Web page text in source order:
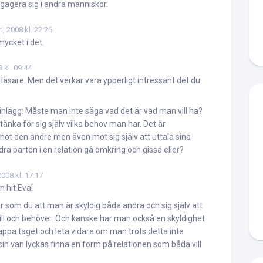
sig i andra människor.
2008 kl. 22:26
i det.
kl. 09:44
Men det verkar vara ypperligt intressant det du
Måste man inte säga vad det är vad man vill ha?
för sig själv vilka behov man har. Det är
den andre men även mot sig själv att uttala sina
parten i en relation gå omkring och gissa eller?
kl. 17:17
hit Eva!
som du att man är skyldig båda andra och sig själv att
och behöver. Och kanske har man också en skyldighet
taget och leta vidare om man trots detta inte
vän lyckas finna en form på relationen som båda vill